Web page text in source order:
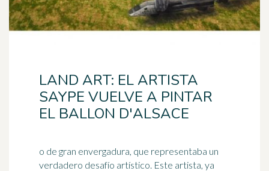
LAND ART: EL ARTISTA
SAYPE VUELVE A PINTAR
EL BALLON D'ALSACE
o de gran envergadura, que representaba un
verdadero desafío artístico. Este artista, ya